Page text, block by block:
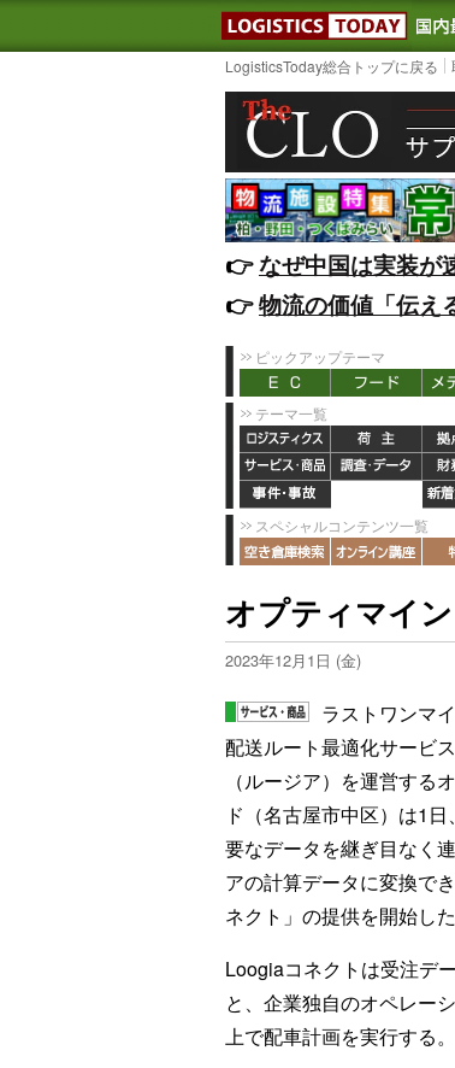
LogisticsToday総合トップに戻る
👉️なぜ中国は実装が
👉️物流の価値「伝え
ピックアップテーマ
テーマ一覧
スペシャルコンテンツ一覧
オプティマイ
2023年12月1日 (金)
ラストワンマ
配送ルート最適化サービ
（ルージア）を運営する
ド（名古屋市中区）は1
要なデータを継ぎ目なく
アの計算データに変換で
ネクト」の提供を開始した
Loogiaコネクトは受注デ
と、企業独自のオペレー
上で配車計画を実行する。